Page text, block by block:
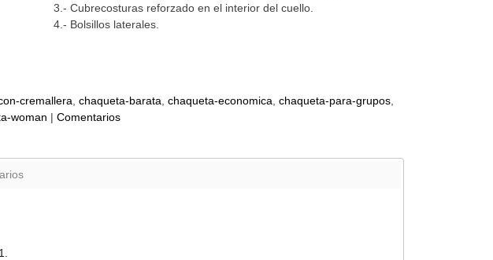
3.- Cubrecosturas reforzado en el interior del cuello.
4.- Bolsillos laterales.
cremallera chaqueta-barata chaqueta-economica chaqueta-para-grupos
woman | Comentarios